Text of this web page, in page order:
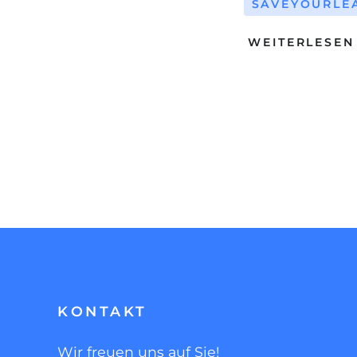
KONTAKT
Wir freuen uns auf Sie!